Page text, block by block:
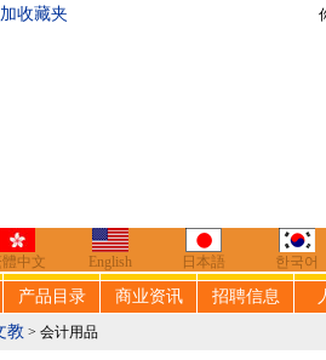
收藏夹 你好，欢迎来到
中文 English 日本語 한국어
产品目录 商业资讯 招聘信息
教 > 会计用品